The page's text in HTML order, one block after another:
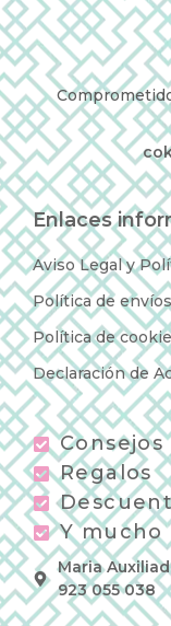
Enlaces
Aviso Legal y
Política de
Política de
Declaración de
Regalos
Y mucho
Maria
923 055 038